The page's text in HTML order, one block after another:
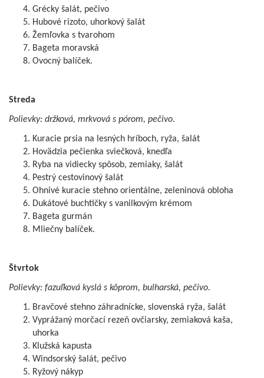
Grécky šalát, pečivo
Hubové rizoto, uhorkový šalát
Žemľovka s tvarohom
Bageta moravská
Ovocný balíček.
Streda
Polievky: držková, mrkvová s pórom, pečivo.
Kuracie prsia na lesných hríboch, ryža, šalát
Hovädzia pečienka sviečková, knedľa
Ryba na vidiecky spôsob, zemiaky, šalát
Pestrý cestovinový šalát
Ohnivé kuracie stehno orientálne, zeleninová obloha
Dukátové buchtičky s vanilkovým krémom
Bageta gurmán
Mliečny balíček.
Štvrtok
Polievky: fazuľková kyslá s kôprom, bulharská, pečivo.
Bravčové stehno záhradnícke, slovenská ryža, šalát
Vyprážaný morčací rezeň ovčiarsky, zemiaková kaša,
uhorka
Klužská kapusta
Windsorský šalát, pečivo
Ryžový nákyp